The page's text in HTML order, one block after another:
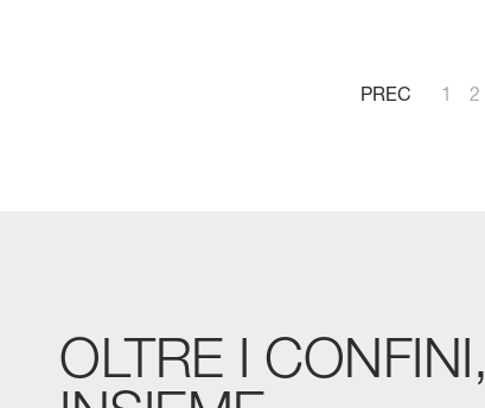
PREC 1 2
OLTRE I CONFINI,